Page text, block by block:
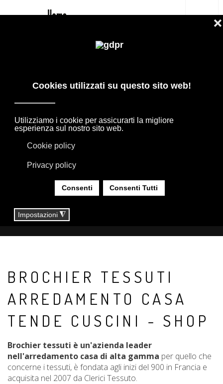
CASA TENDE CUSCINI - SHOP
FLEXFORM, MOOOI. BIANCHERIA, TAPPETI E
LIMONTA. ILLUMINAZIONE DAVIDE GROPPI
OLUCE.
SEI QUI: HOME
BROCHIER TESSUTI
ARREDAMENTO CASA
TENDE CUSCINI - SHOP
Brochier tessuti è un'azienda leader
nell'arredamento casa di alta gamma per quello che
concerne i tessuti, è fondata agli inizi del 900 in Francia e
acquisita nel 2007 da Clerici Tessuto.